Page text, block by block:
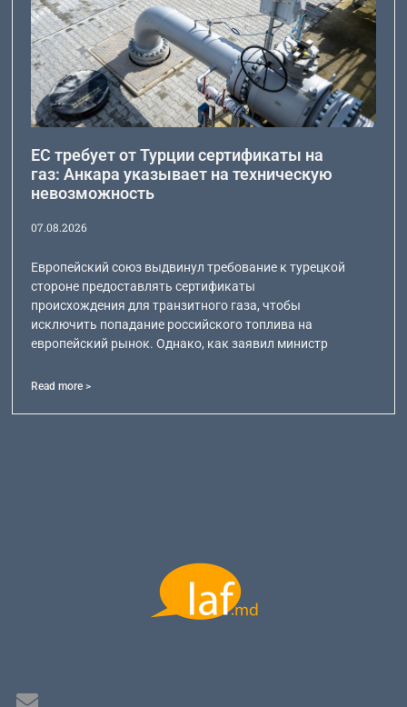
ЕС требует от Турции сертификаты на
газ: Анкара указывает на техническую
невозможность
07.08.2026
Европейский союз выдвинул требование к турецкой
стороне предоставлять сертификаты
происхождения для транзитного газа, чтобы
исключить попадание российского топлива на
европейский рынок. Однако, как заявил министр
Read more >